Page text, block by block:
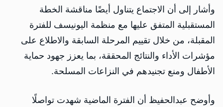
وأشار إلى أن الاجتماع يتناول أيضًا مناقشة الخطة
المستقبلية المتفق عليها مع منظمة اليونيسف للفترة
المقبلة، من خلال تقييم المرحلة السابقة والاطلاع على
مؤشرات الأداء والنتائج المحققة، بما يعزز جهود حماية
الأطفال ومنع تجنيدهم في النزاعات المسلحة.
وأوضح عبدالحفيظ أن الفترة الماضية شهدت تواصلًا